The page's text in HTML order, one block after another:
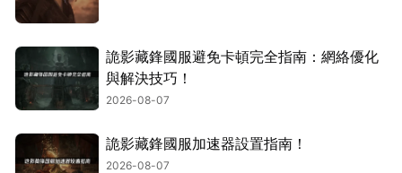
詭影藏鋒國服避免卡頓完全指南：網絡優化
與解決技巧！
2026-08-07
詭影藏鋒國服加速器設置指南！
2026-08-07